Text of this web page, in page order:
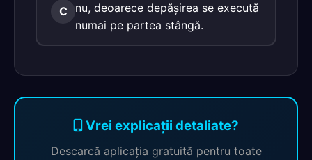
C
nu, deoarece depăşirea se execută
numai pe partea stângă.
Vrei explicații detaliate?
Descarcă aplicația gratuită pentru toate